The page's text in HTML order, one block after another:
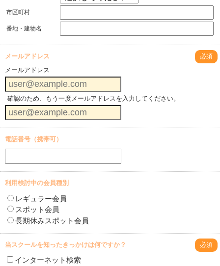
市区町村
番地・建物名
メールアドレス
必須
メールアドレス
確認のため、もう一度メールアドレスを入力してください。
電話番号（携帯可）
利用検討中の会員種別
レギュラー会員
スポット会員
長期休みスポット会員
当スクールを知ったきっかけは何ですか？ 必須
インターネット検索